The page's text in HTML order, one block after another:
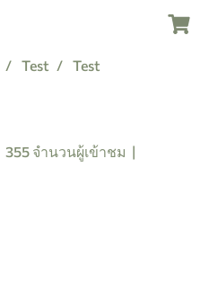
Test Test
355 จำนวนผู้เข้าชม |